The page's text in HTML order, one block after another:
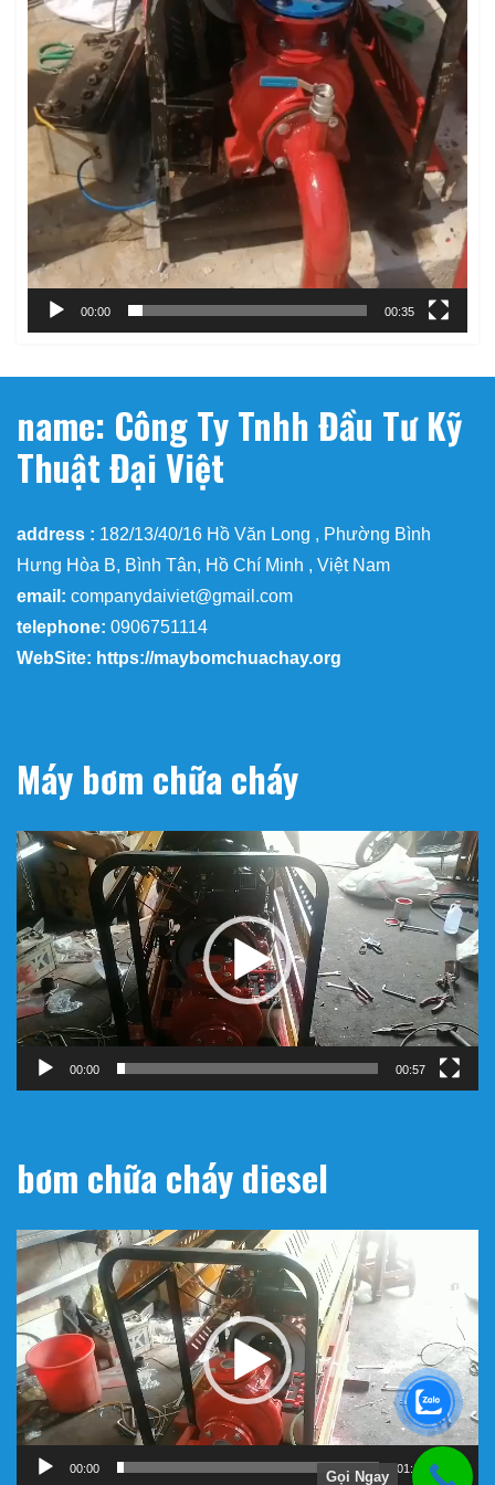
00:00 00:35
name: Công Ty Tnhh Đầu Tư Kỹ
Thuật Đại Việt
address : 182/13/40/16 Hồ Văn Long , Phường Bình
Hưng Hòa B, Bình Tân, Hồ Chí Minh , Việt Nam
email: companydaiviet@gmail.com
telephone: 0906751114
WebSite: https://maybomchuachay.org
Máy bơm chữa cháy
Trình
chơi
Video
00:00 00:57
bơm chữa cháy diesel
Trình
chơi
Video
00:00 01:11
Gọi Ngay